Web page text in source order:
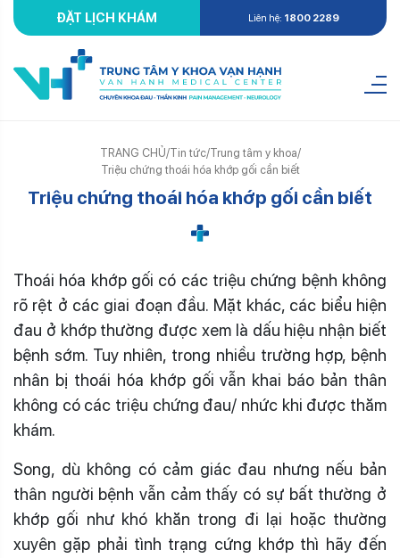
ĐẶT LỊCH KHÁM Liên hệ: 1800 2289
TRANG CHỦ/Tin tức/Trung tâm y khoa/
Triệu chứng thoái hóa khớp gối cần biết
Triệu chứng thoái hóa khớp gối cần biết
Thoái hóa khớp gối có các triệu chứng bệnh không
rõ rệt ở các giai đoạn đầu. Mặt khác, các biểu hiện
đau ở khớp thường được xem là dấu hiệu nhận biết
bệnh sớm. Tuy nhiên, trong nhiều trường hợp, bệnh
nhân bị thoái hóa khớp gối vẫn khai báo bản thân
không có các triệu chứng đau/ nhức khi được thăm
khám.
Song, dù không có cảm giác đau nhưng nếu bản
thân người bệnh vẫn cảm thấy có sự bất thường ở
khớp gối như khó khăn trong đi lại hoặc thường
xuyên gặp phải tình trạng cứng khớp thì hãy đến